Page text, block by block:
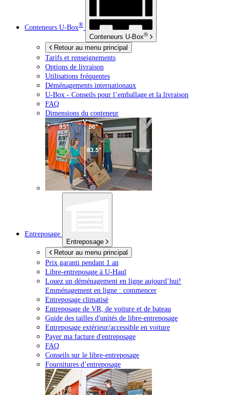
Conteneurs U-Box®
Conteneurs U-Box®
Retour au menu principal
Tarifs et renseignements
Options de livraison
Utilisations fréquentes
Déménagements internationaux
U-Box - Conseils pour l’emballage et la livraison
FAQ
Dimensions du conteneur
Entreposage
Entreposage
Retour au menu principal
Prix garanti pendant 1 an
Libre-entreposage à U-Haul
Louez un déménagement en ligne aujourd’hui!
Emménagement en ligne : commencer
Entreposage climatisé
Entreposage de VR, de voiture et de bateau
Guide des tailles d'unités de libre-entreposage
Entreposage extérieur/accessible en voiture
Payer ma facture d'entreposage
FAQ
Conseils sur le libre-entreposage
Fournitures d’entreposage